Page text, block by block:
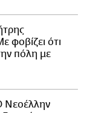
φοβίζει ότι
πόλη με
Νεοέλλην